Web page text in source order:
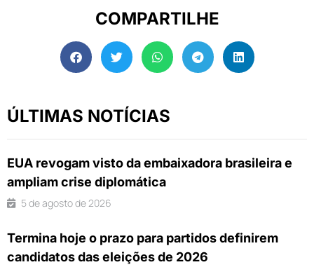
COMPARTILHE
ÚLTIMAS NOTÍCIAS
EUA revogam visto da embaixadora brasileira e
ampliam crise diplomática
5 de agosto de 2026
Termina hoje o prazo para partidos definirem
candidatos das eleições de 2026